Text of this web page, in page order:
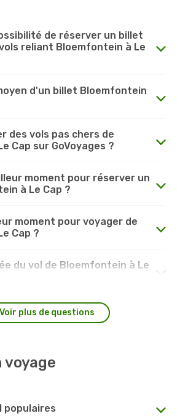
de réserver un billet
reliant Bloemfontein à Le
d'un billet Bloemfontein
des vols pas chers de
Cap sur GoVoyages ?
moment pour réserver un
à Le Cap ?
moment pour voyager de
Cap ?
du vol de Bloemfontein à Le
Voir plus de questions
populaires